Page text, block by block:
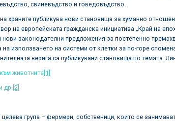
свиневъдство и говедовъдство.
храните публикува нови становища за хуманно
на европейската гражданска инициатива „Край на
законодателни предложения за постепенно
използването на системи от клетки за по-горе
верига са публикувани становища по темата.
животните[1]
др.[2]
група – фермери, собственици, които се